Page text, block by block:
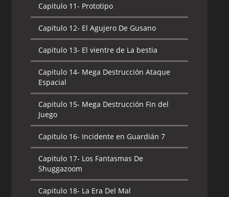
Capitulo 16-
Capitulo 17- Mundo de gigantes
Capitulo 18- El regreso de los Jinetes del
Sol
Capitulo 19- Chiro vs Chiro
Capitulo 20- Sombras sobre Shuggazoom
Capitulo 11- Prototipo
Capitulo 12- El Agujero De Gusano
Capitulo 13- El vientre de La bestia
Capitulo 14- Mega Destrucción Ataque
Espacial
Capitulo 15- Mega Destrucción Fin del
Juego
Capitulo 16- Incidente en Guardián 7
Capitulo 17- Los Fantasmas De
Shuggazoom
Capitulo 18- La Era Del Mal